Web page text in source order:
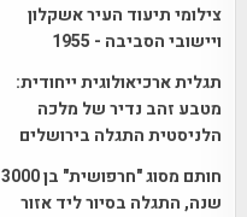
צילומי תיעוד העיר אשקלון
ויישובי הסביבה - 1955
תגלית ארכיאולוגית ייחודית:
מטבע זהב נדיר של מלכה
הלניסטית התגלה בירושלים
חותם מסוג "חרפושית" בן 3000
שנה, התגלה בסיור ליד אזור